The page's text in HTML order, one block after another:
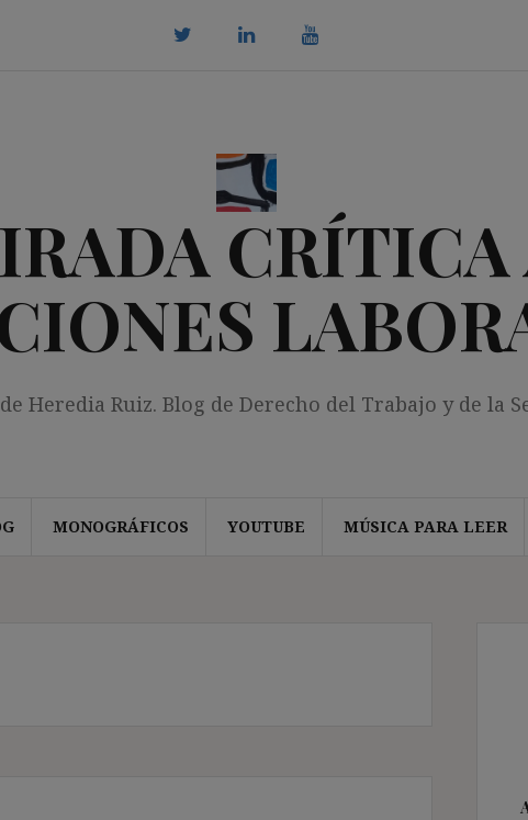
CRÍTICA
Heredia Ruiz. Blog de Derecho del Trabajo y de la
MONOGRÁFICOS YOUTUBE MÚSICA PARA LEER